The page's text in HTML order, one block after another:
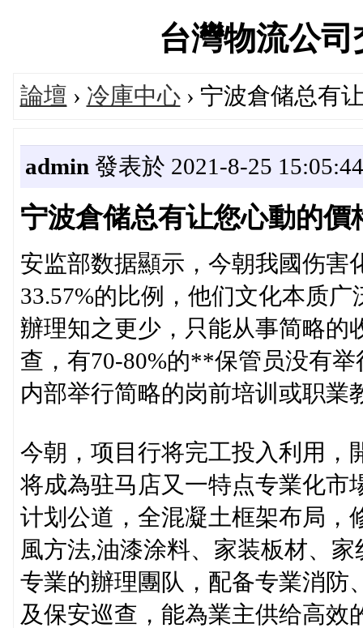
台灣物流公
論壇 › 冷庫中心› 宁波倉储总有
admin 發表於 2021-8-25 15:05:44
宁波倉储总有让您心動的價
安监部数据顯示，今朝我國伤
33.57%的比例，他们文化本质
辦理知之更少，只能从事简略的
查，有70-80%的**保管员没有
内部举行简略的岗前培训或职業
今朝，项目行将完工投入利用，
将成為驻马店又一特点专業化市
计划公道，全混凝土框架布局，
風方法,油漆涂料、家装板材、
专業的辦理團队，配备专業消防
及保安巡查，能為業主供给高效